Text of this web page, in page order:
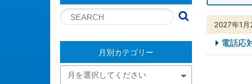
2027年1
電話応
月別カテゴリー